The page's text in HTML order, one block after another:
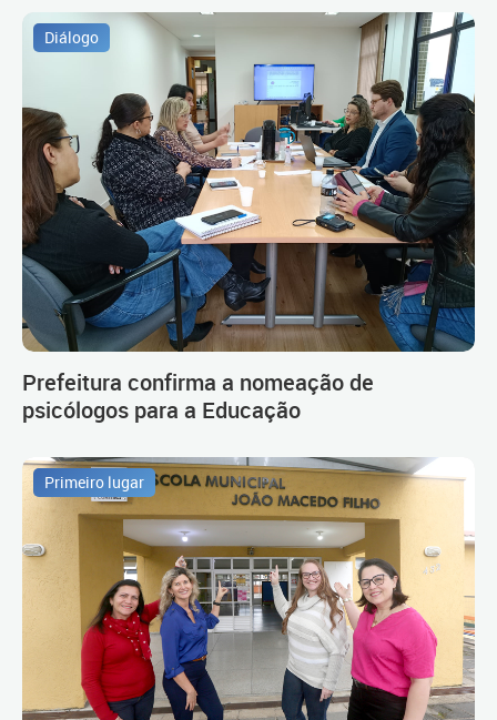
Diálogo
Prefeitura confirma a nomeação de
psicólogos para a Educação
Primeiro lugar